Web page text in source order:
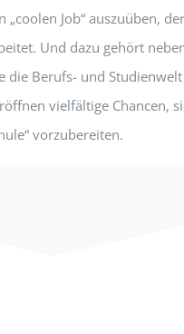
Job“ auszuüben,
Und dazu gehört
Berufs- und
vielfältige Chancen,
vorzubereiten.